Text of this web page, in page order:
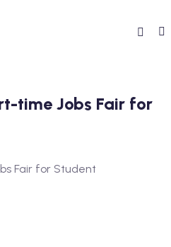
time Jobs Fair for
Fair for Student